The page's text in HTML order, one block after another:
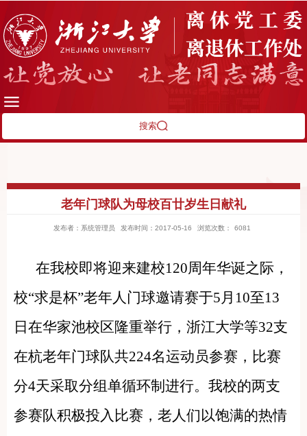
搜索
老年门球队为母校百廿岁生日献礼
发布者：系统管理员 发布时间：2017-05-16 浏览次数： 6081
在我校即将迎来建校120周年华诞之际，
校“求是杯”老年人门球邀请赛于5月10至13
日在华家池校区隆重举行，浙江大学等32支
在杭老年门球队共224名运动员参赛 ，比赛
分4天采取分组单循环制进行。我校的两支
参赛队积极投入比赛，老人们以饱满的热情